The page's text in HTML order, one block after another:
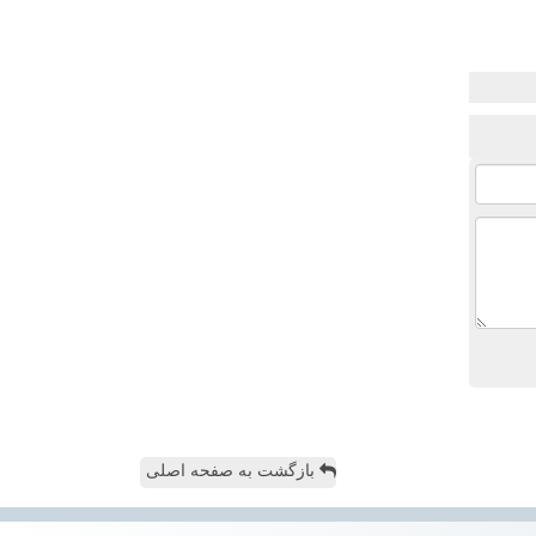
بازگشت به صفحه اصلی